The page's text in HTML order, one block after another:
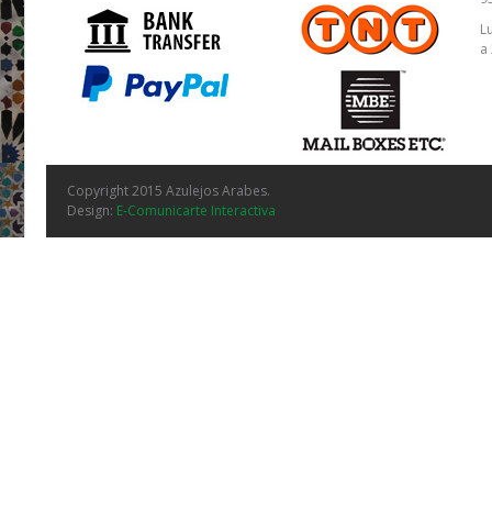
a
Copyright 2015 Azulejos Arabes.
Design: E-Comunicarte Interactiva